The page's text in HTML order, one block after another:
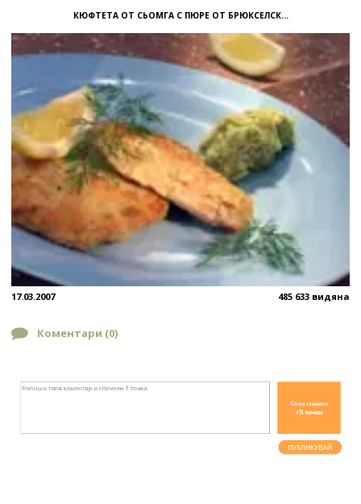
КЮФТЕТА ОТ СЬОМГА С ПЮРЕ ОТ БРЮКСЕЛСК...
17.03.2007 485 633 видяна
Коментари (0)